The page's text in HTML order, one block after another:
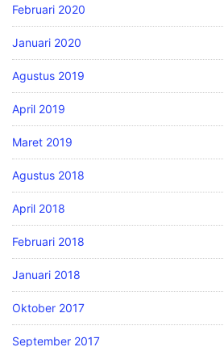
Februari 2020
Januari 2020
Agustus 2019
April 2019
Maret 2019
Agustus 2018
April 2018
Februari 2018
Januari 2018
Oktober 2017
September 2017